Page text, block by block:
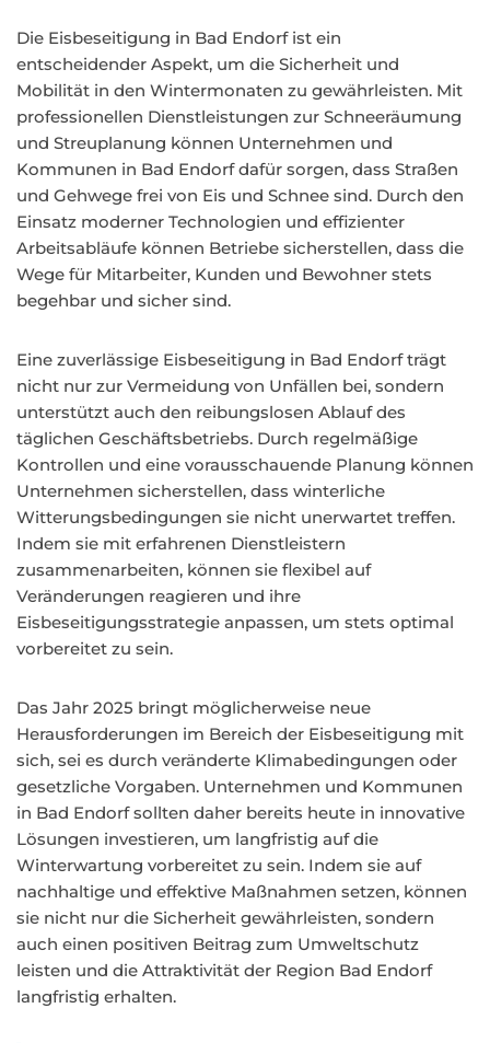
Die Eisbeseitigung in Bad Endorf ist ein
entscheidender Aspekt, um die Sicherheit und
Mobilität in den Wintermonaten zu gewährleisten. Mit
professionellen Dienstleistungen zur Schneeräumung
und Streuplanung können Unternehmen und
Kommunen in Bad Endorf dafür sorgen, dass Straßen
und Gehwege frei von Eis und Schnee sind. Durch den
Einsatz moderner Technologien und effizienter
Arbeitsabläufe können Betriebe sicherstellen, dass die
Wege für Mitarbeiter, Kunden und Bewohner stets
begehbar und sicher sind.
Eine zuverlässige Eisbeseitigung in Bad Endorf trägt
nicht nur zur Vermeidung von Unfällen bei, sondern
unterstützt auch den reibungslosen Ablauf des
täglichen Geschäftsbetriebs. Durch regelmäßige
Kontrollen und eine vorausschauende Planung können
Unternehmen sicherstellen, dass winterliche
Witterungsbedingungen sie nicht unerwartet treffen.
Indem sie mit erfahrenen Dienstleistern
zusammenarbeiten, können sie flexibel auf
Veränderungen reagieren und ihre
Eisbeseitigungsstrategie anpassen, um stets optimal
vorbereitet zu sein.
Das Jahr 2025 bringt möglicherweise neue
Herausforderungen im Bereich der Eisbeseitigung mit
sich, sei es durch veränderte Klimabedingungen oder
gesetzliche Vorgaben. Unternehmen und Kommunen
in Bad Endorf sollten daher bereits heute in innovative
Lösungen investieren, um langfristig auf die
Winterwartung vorbereitet zu sein. Indem sie auf
nachhaltige und effektive Maßnahmen setzen, können
sie nicht nur die Sicherheit gewährleisten, sondern
auch einen positiven Beitrag zum Umweltschutz
leisten und die Attraktivität der Region Bad Endorf
langfristig erhalten.